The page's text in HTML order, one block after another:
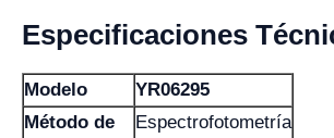
Especificaciones
Modelo
YR06295
Método de
Espectrofotometría